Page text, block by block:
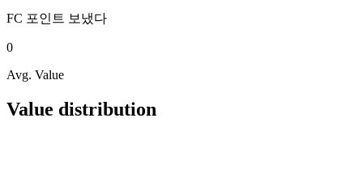
FC 포인트 보냈다
0
Avg. Value
Value distribution